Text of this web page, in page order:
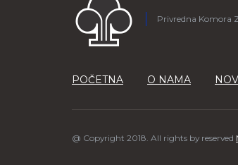
Privredna Komora
POČETNA O NAMA
@ Copyright 2018. All rights by reserved